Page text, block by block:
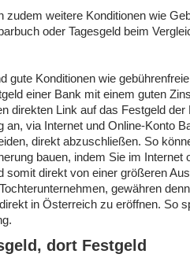
weitere Konditionen wie
oder Tagesgeld beim
Konditionen wie
einer Bank mit einem guten
direkten Link auf das Festgeld
via Internet und Online-Konto
direkt abzuschließen. So
bauen, indem Sie im Internet
direkt von einer größeren
gewähren
in Österreich zu eröffnen. So
dort Festgeld